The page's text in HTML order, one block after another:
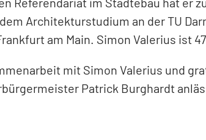
Architekturstudium an der TU
am Main. Simon Valerius ist
mit Simon Valerius und
Patrick Burghardt